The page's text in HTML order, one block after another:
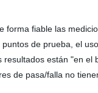
forma fiable las
de prueba, el
están "en
de pasa/falla no